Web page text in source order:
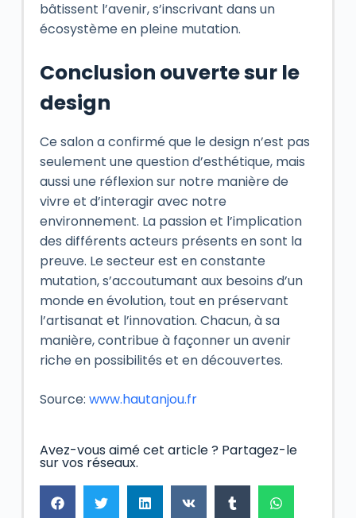
bâtissent l’avenir, s’inscrivant dans un
écosystème en pleine mutation.
Conclusion ouverte sur le
design
Ce salon a confirmé que le design n’est pas
seulement une question d’esthétique, mais
aussi une réflexion sur notre manière de
vivre et d’interagir avec notre
environnement. La passion et l’implication
des différents acteurs présents en sont la
preuve. Le secteur est en constante
mutation, s’accoutumant aux besoins d’un
monde en évolution, tout en préservant
l’artisanat et l’innovation. Chacun, à sa
manière, contribue à façonner un avenir
riche en possibilités et en découvertes.
Source: www.hautanjou.fr
Avez-vous aimé cet article ? Partagez-le
sur vos réseaux.